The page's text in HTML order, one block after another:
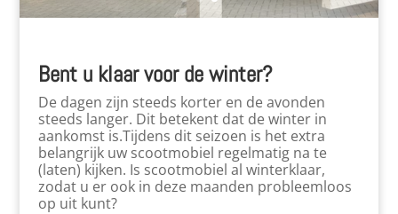
Bent u klaar voor de winter?
De dagen zijn steeds korter en de avonden
steeds langer. Dit betekent dat de winter in
aankomst is.Tijdens dit seizoen is het extra
belangrijk uw scootmobiel regelmatig na te
(laten) kijken. Is scootmobiel al winterklaar,
zodat u er ook in deze maanden probleemloos
op uit kunt?